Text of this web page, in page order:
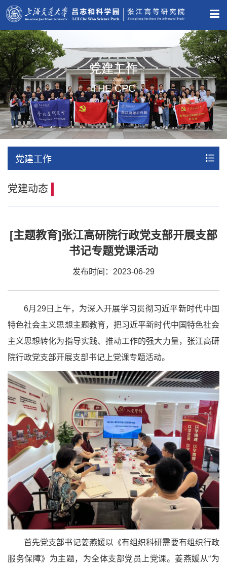
党建工作
THE CPC
党建工作
党建动态
[主题教育]张江高研院行政党支部开展支部
书记专题党课活动
发布时间：2023-06-29
6月29日上午，为深入开展学习贯彻习近平新时代中国
特色社会主义思想主题教育，把习近平新时代中国特色社会
主义思想转化为指导实践、推动工作的强大力量，张江高研
院行政党支部开展支部书记上党课专题活动。
首先党支部书记姜燕媛以《有组织科研需要有组织行政
服务保障》为主题，为全体支部党员上党课。姜燕媛从“为